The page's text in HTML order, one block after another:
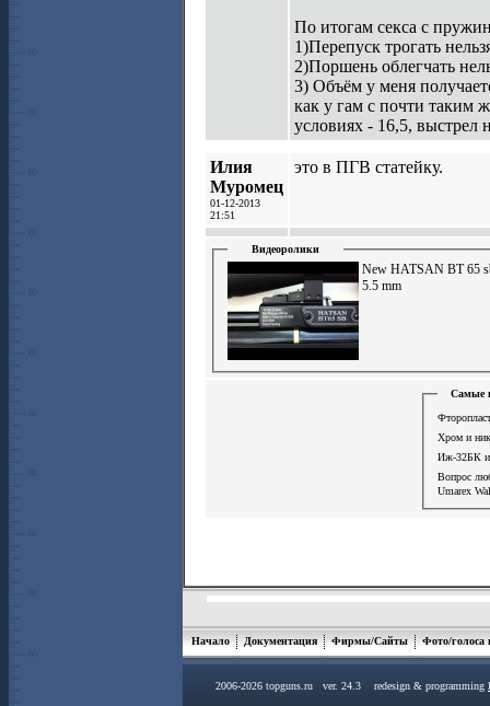
По итогам секса с
1)Перепуск трогать
2)Поршень облегчать
3) Объём у меня
как у гам с почти таким
условиях - 16,5, выстрел
Илия
Муромец
01-12-2013
21:51
это в ПГВ статейку.
Видеоролики
New HATSAN BT 65
5.5 mm
Самые
Хром и
Иж-32БК
Вопрос
Umarex
Начало Документация Фирмы/Сайты Фото/голоса
2006-2026 topguns.ru ver. 24.3 redesign & programming